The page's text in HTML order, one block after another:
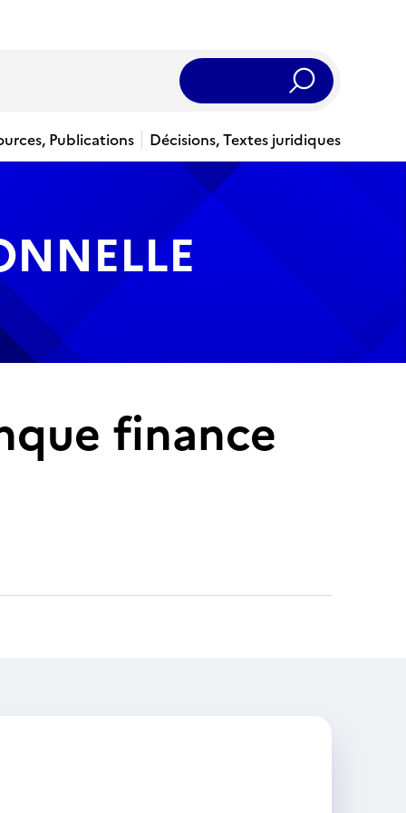
Rechercher
Publications
Décisions, Textes juridiques
finance